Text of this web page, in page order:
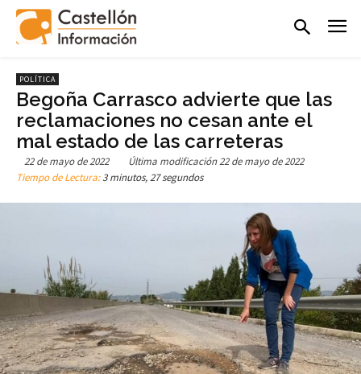
POLÍTICA
Begoña Carrasco advierte que las
reclamaciones no cesan ante el
mal estado de las carreteras
22 de mayo de 2022 Última modificación22 de mayo de 2022
Tiempo de Lectura:3 minutos, 27 segundos